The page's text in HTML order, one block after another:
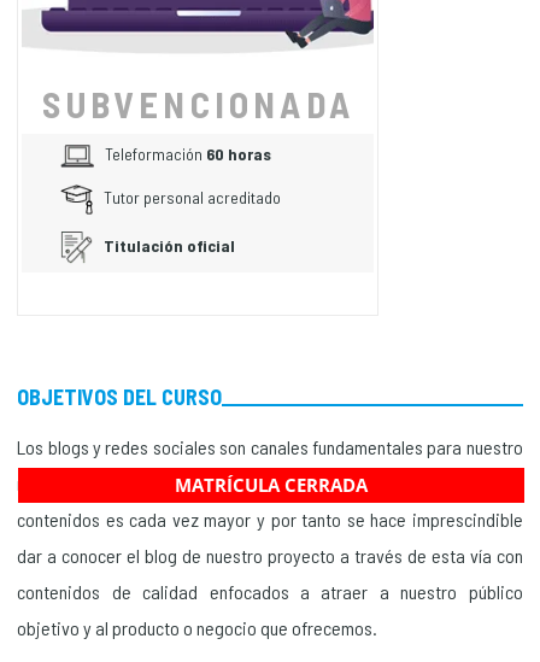
OBJETIVOS DEL CURSO
Los blogs y redes sociales son canales fundamentales para nuestro
negocio. La importancia de las redes sociales para nuestros
contenidos es cada vez mayor y por tanto se hace imprescindible
dar a conocer el blog de nuestro proyecto a través de esta vía con
contenidos de calidad enfocados a atraer a nuestro público
objetivo y al producto o negocio que ofrecemos.
MATRÍCULA CERRADA
SUBVENCIONADA
Teleformación 60 horas
Tutor personal acreditado
Titulación oficial